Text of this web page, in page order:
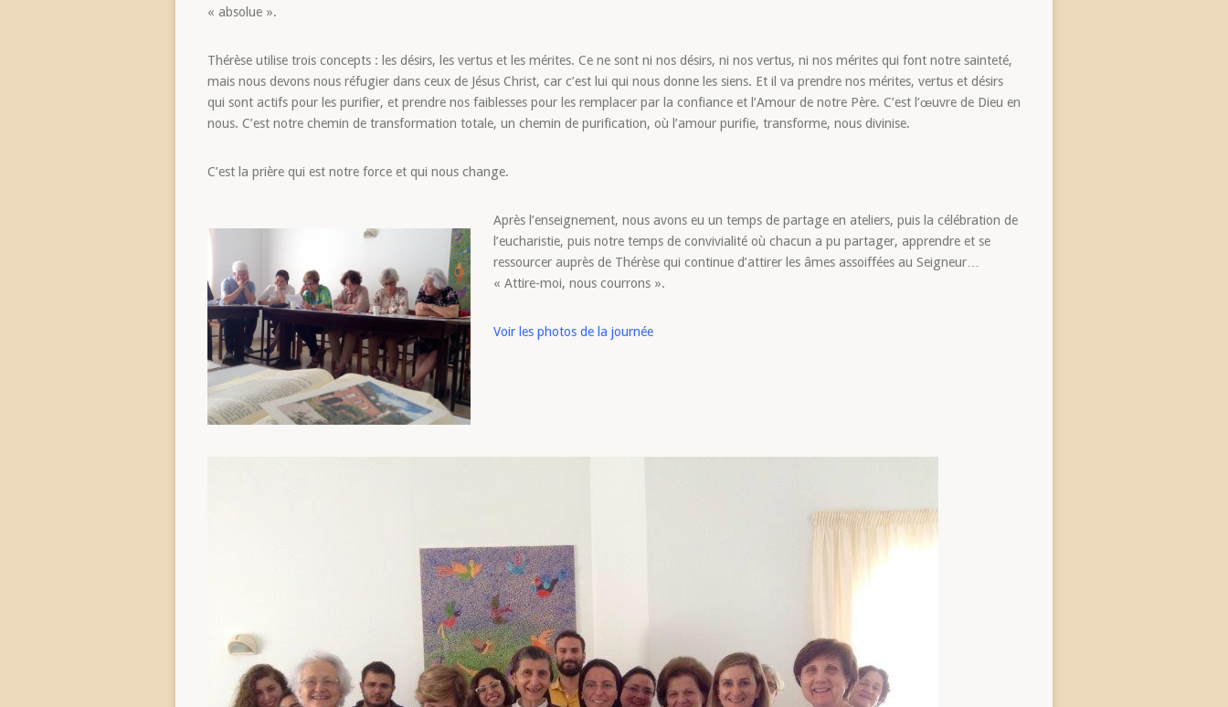
« absolue ».
Thérèse utilise trois concepts : les désirs, les vertus et les mérites. Ce ne sont ni nos désirs, ni nos vertus, ni nos mérites qui font notre sainteté,
mais nous devons nous réfugier dans ceux de Jésus Christ, car c’est lui qui nous donne les siens. Et il va prendre nos mérites, vertus et désirs
qui sont actifs pour les purifier, et prendre nos faiblesses pour les remplacer par la confiance et l’Amour de notre Père. C’est l’œuvre de Dieu en
nous. C’est notre chemin de transformation totale, un chemin de purification, où l’amour purifie, transforme, nous divinise.
C’est la prière qui est notre force et qui nous change.
Après l’enseignement, nous avons eu un temps de partage en ateliers, puis la célébration de
l’eucharistie, puis notre temps de convivialité où chacun a pu partager, apprendre et se
ressourcer auprès de Thérèse qui continue d’attirer les âmes assoiffées au Seigneur…
« Attire-moi, nous courrons ».
Voir les photos de la journée